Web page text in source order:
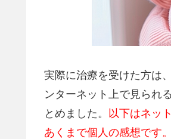
実際に治療を受けた方は
ンターネット上で見られ
とめました。
以下はネッ
あくまで個人の感想です。